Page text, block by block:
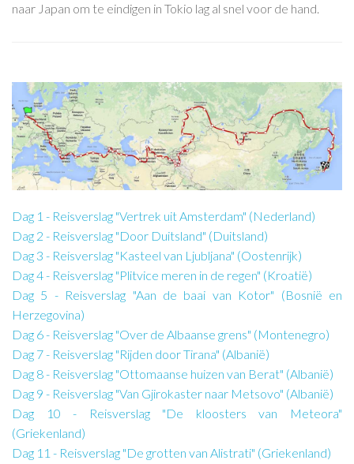
naar Japan om te eindigen in Tokio lag al snel voor de hand.
Dag 1 - Reisverslag "Vertrek uit Amsterdam" (Nederland)
Dag 2 - Reisverslag "Door Duitsland" (Duitsland)
Dag 3 - Reisverslag "Kasteel van Ljubljana" (Oostenrijk)
Dag 4 - Reisverslag "Plitvice meren in de regen" (Kroatië)
Dag 5 - Reisverslag "Aan de baai van Kotor" (Bosnië en
Herzegovina)
Dag 6 - Reisverslag "Over de Albaanse grens" (Montenegro)
Dag 7 - Reisverslag "Rijden door Tirana" (Albanië)
Dag 8 - Reisverslag "Ottomaanse huizen van Berat" (Albanië)
Dag 9 - Reisverslag "Van Gjirokaster naar Metsovo" (Albanië)
Dag 10 - Reisverslag "De kloosters van Meteora"
(Griekenland)
Dag 11 - Reisverslag "De grotten van Alistrati" (Griekenland)